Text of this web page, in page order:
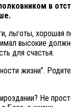
в
хорошая
высокие
для счастья.
жизни”.
Не